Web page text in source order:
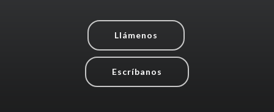
Llámenos
Escríbanos